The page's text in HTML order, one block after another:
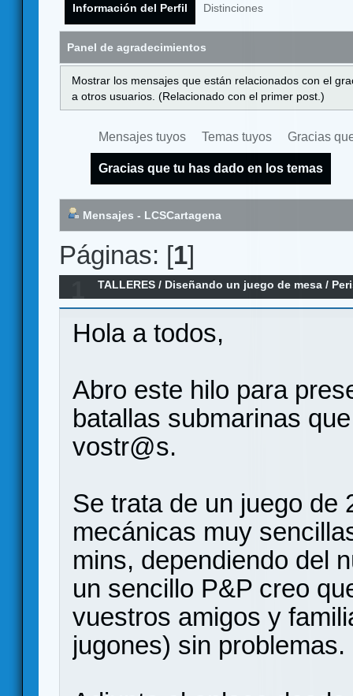
Información del Perfil Distinciones
Panel de agradecimientos
Mostrar los mensajes que están relacionados con el
a otros usuarios. (Relacionado con el primer post.)
Mensajes tuyos Temas tuyos Gracias
Gracias que tu has dado en los temas
Mensajes - LCSCartagena
Páginas: [1]
TALLERES / Diseñando un juego de mesa /
batallas submarinas
Hola a todos,
Abro este hilo para
batallas submarinas
vostr@s.
Se trata de un juego de
mecánicas muy
mins, dependiendo del
un sencillo P&P creo
vuestros amigos y
jugones) sin problemas.